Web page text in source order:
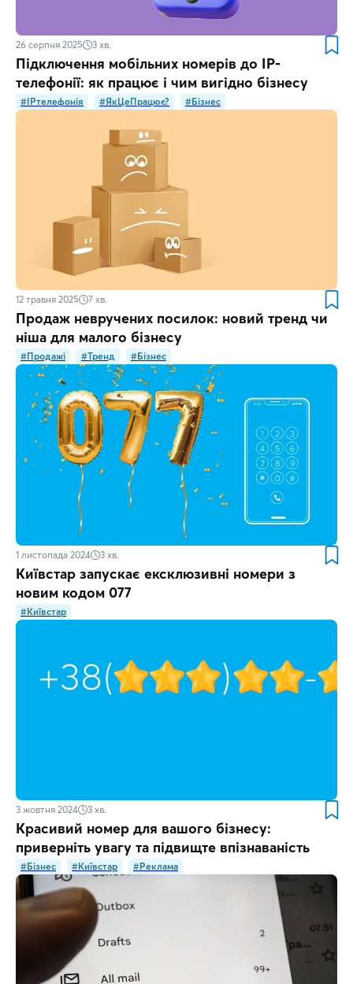
26 серпня 2025 3 хв.
Підключення мобільних номерів до IP-
телефонії: як працює і чим вигідно бізнесу
#IPтелефонія #ЯкЦеПрацює? #Бізнес
12 травня 2025 7 хв.
Продаж невручених посилок: новий тренд чи
ніша для малого бізнесу
#Продажі #Тренд #Бізнес
1 листопада 2024 3 хв.
Київстар запускає ексклюзивні номери з
новим кодом 077
#Київстар
3 жовтня 2024 3 хв.
Красивий номер для вашого бізнесу:
приверніть увагу та підвищте впізнаваність
#Бізнес #Київстар #Реклама